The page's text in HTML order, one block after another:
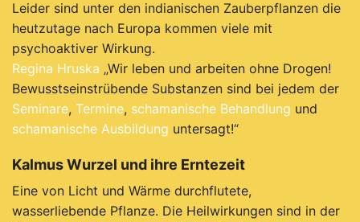
Leider sind unter den indianischen Zauberpflanzen die
heutzutage nach Europa kommen viele mit
psychoaktiver Wirkung.
Regina Hruska „Wir leben und arbeiten ohne Drogen!
Bewusstseinstrübende Substanzen sind bei jedem der
Seminare, Termine, schamanische Behandlung und
schamanische Ausbildung untersagt!“
Kalmus Wurzel und ihre Erntezeit
Eine von Licht und Wärme durchflutete,
wasserliebende Pflanze. Die Heilwirkungen sind in der